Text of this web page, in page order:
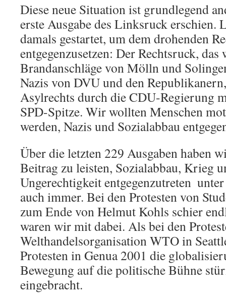
Diese neue Situation ist grundlegend
erste Ausgabe des Linksruck erschien.
damals gestartet, um dem drohenden
entgegenzusetzen: Der Rechtsruck, das
Brandanschläge von Mölln und
Nazis von DVU und den
Asylrechts durch die CDU-Regierung
SPD-Spitze. Wir wollten Menschen
werden, Nazis und Sozialabbau
Über die letzten 229 Ausgaben haben
Beitrag zu leisten, Sozialabbau, Krieg
Ungerechtigkeit entgegenzutreten 
auch immer. Bei den Protesten von
zum Ende von Helmut Kohls schier
waren wir mit dabei. Als bei den
Welthandelsorganisation WTO in
Protesten in Genua 2001 die
Bewegung auf die politische Bühne
eingebracht.